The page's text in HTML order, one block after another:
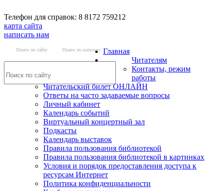
Телефон для справок: 8 8172 759212
карта сайта
написать нам
Поиск по сайту Поиск по каталогу Главная
Читателям
Контакты, режим
работы
Читательский билет ОНЛАЙН
Ответы на часто задаваемые вопросы
Личный кабинет
Календарь событий
Виртуальный концертный зал
Подкасты
Календарь выставок
Правила пользования библиотекой
Правила пользования библиотекой в картинках
Условия и порядок предоставления доступа к
ресурсам Интернет
Политика конфиденциальности